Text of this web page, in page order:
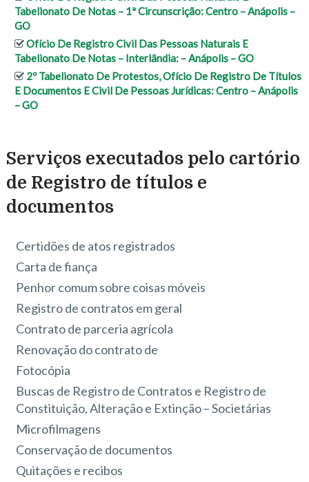
Tabelionato De Notas – 1ª Circunscrição: Centro – Anápolis –
GO
Ofício De Registro Civil Das Pessoas Naturais E
Tabelionato De Notas – Interlândia: – Anápolis – GO
2º Tabelionato De Protestos, Ofício De Registro De Títulos
E Documentos E Civil De Pessoas Jurídicas: Centro – Anápolis
– GO
Serviços executados pelo cartório
de Registro de títulos e
documentos
Certidões de atos registrados
Carta de fiança
Penhor comum sobre coisas móveis
Registro de contratos em geral
Contrato de parceria agrícola
Renovação do contrato de
Fotocópia
Buscas de Registro de Contratos e Registro de
Constituição, Alteração e Extinção – Societárias
Microfilmagens
Conservação de documentos
Quitações e recibos